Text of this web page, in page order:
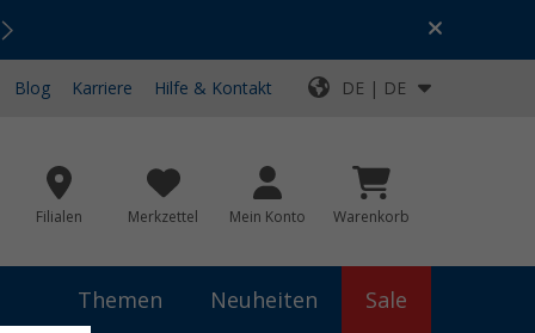
Top-Deals für dein Abenteuer!
Blog Karriere Hilfe & Kontakt DE | DE
Filialen Merkzettel Mein Konto Warenkorb
Themen Neuheiten Sale